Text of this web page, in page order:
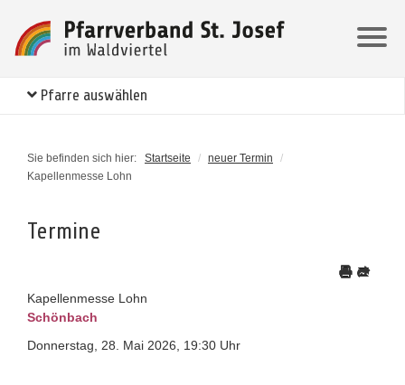
Pfarre auswählen
Sie befinden sich hier: Startseite / neuer Termin
/
Kapellenmesse Lohn
Termine
Kapellenmesse Lohn
Schönbach
Donnerstag, 28. Mai 2026, 19:30 Uhr